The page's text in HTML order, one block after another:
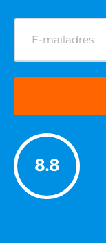
E-
mailadres
(Vereist)
8.8